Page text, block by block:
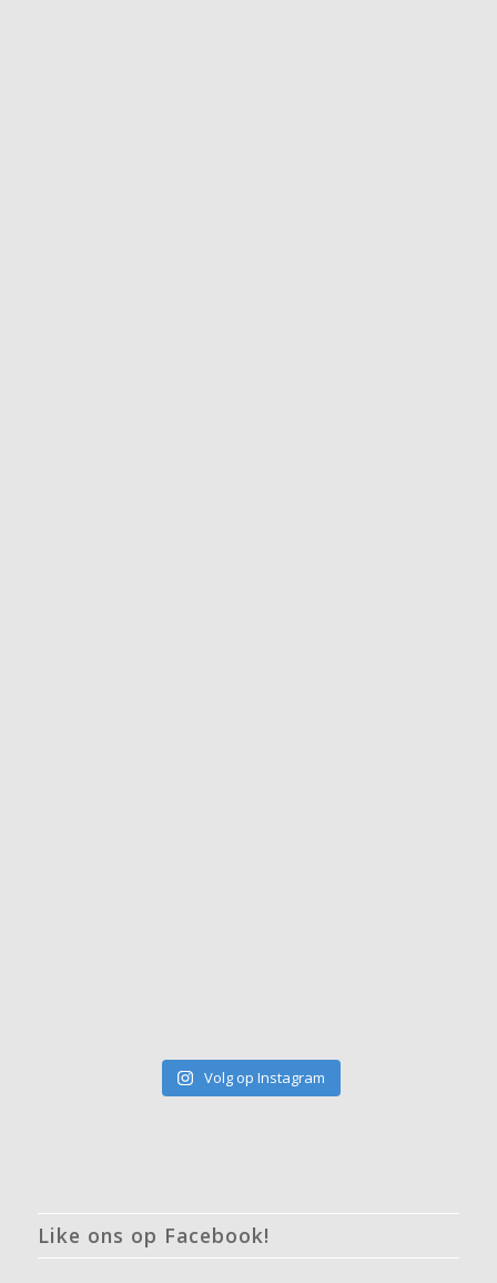
Volg op Instagram
Like ons op Facebook!